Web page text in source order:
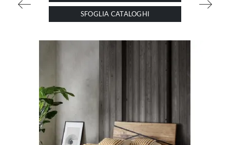
SFOGLIA CATALOGHI